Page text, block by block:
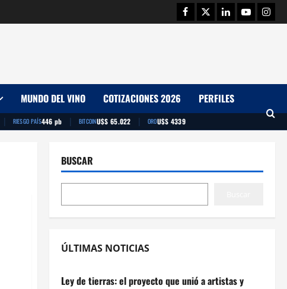
Facebook
TwitterLinkedinYoutube
MUNDO DEL VINO COTIZACIONES 2026 PERFILES
| RIESGO PAÍS446 pb | BITCOINU$S 65.022 | OROU$S 4339
BUSCAR
ÚLTIMAS NOTICIAS
Ley de tierras: el proyecto que unió a artistas y